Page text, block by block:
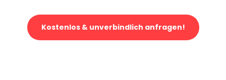
Kostenlos & unverbindlich anfragen!